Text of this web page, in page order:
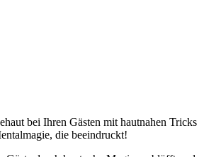
bei Ihren Gästen mit hautnahen Tricks
die beeindruckt!